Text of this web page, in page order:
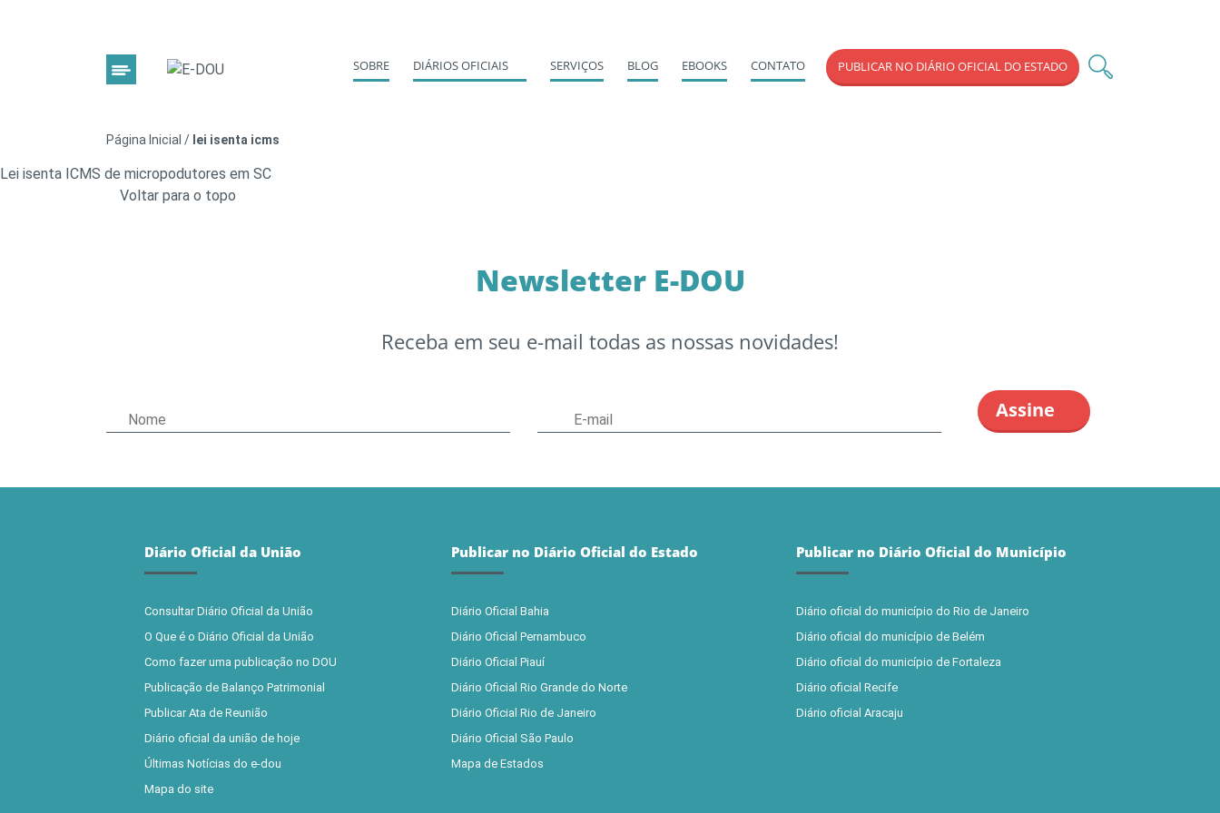
SOBRE DIÁRIOS OFICIAIS SERVIÇOS BLOG EBOOKS CONTATO PUBLICAR NO DIÁRIO OFICIAL DO ESTADO
Página Inicial / lei isenta icms
Lei isenta ICMS de micropodutores em SC
Voltar para o topo
Newsletter E-DOU
Receba em seu e-mail todas as nossas novidades!
Diário Oficial da União
Consultar Diário Oficial da União
O Que é o Diário Oficial da União
Como fazer uma publicação no DOU
Publicação de Balanço Patrimonial
Publicar Ata de Reunião
Diário oficial da união de hoje
Últimas Notícias do e-dou
Mapa do site
Publicar no Diário Oficial do Estado
Diário Oficial Bahia
Diário Oficial Pernambuco
Diário Oficial Piauí
Diário Oficial Rio Grande do Norte
Diário Oficial Rio de Janeiro
Diário Oficial São Paulo
Mapa de Estados
Publicar no Diário Oficial do Município
Diário oficial do município do Rio de Janeiro
Diário oficial do município de Belém
Diário oficial do município de Fortaleza
Diário oficial Recife
Diário oficial Aracaju